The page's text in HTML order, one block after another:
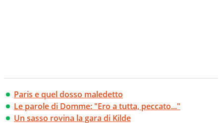
Paris e quel dosso maledetto
Le parole di Domme: "Ero a tutta, peccato..."
Un sasso rovina la gara di Kilde